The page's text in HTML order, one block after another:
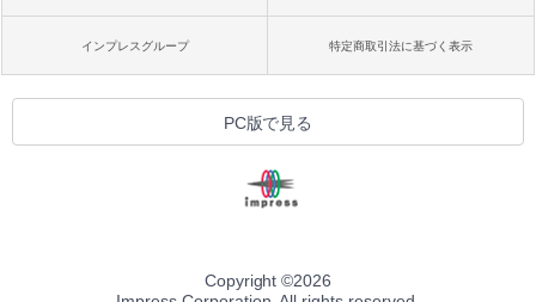
インプレスグループ 特定商取引法に基づく表示
PC版で見る
Copyright ©2026